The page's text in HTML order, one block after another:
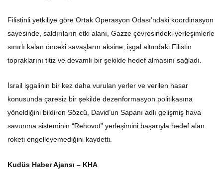
Filistinli yetkiliye göre Ortak Operasyon Odası’ndaki koordinasyon
sayesinde, saldırıların etki alanı, Gazze çevresindeki yerleşimlerle
sınırlı kalan önceki savaşların aksine, işgal altındaki Filistin
topraklarını titiz ve devamlı bir şekilde hedef almasını sağladı.
İsrail işgalinin bir kez daha vurulan yerler ve verilen hasar
konusunda çaresiz bir şekilde dezenformasyon politikasına
yöneldiğini bildiren Sözcü, David’un Sapanı adlı gelişmiş hava
savunma sisteminin “Rehovot” yerleşimini başarıyla hedef alan
roketi engelleyemediğini kaydetti.
Kudüs Haber Ajansı – KHA